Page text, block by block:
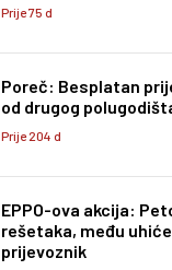
Prije 75 d
Poreč: Besplatan
od drugog
Prije 204 d
EPPO-ova akcija:
rešetaka, među
prijevoznik